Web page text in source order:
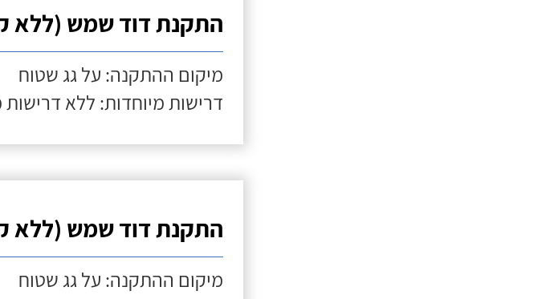
התקנת דוד שמש (ללא
מיקום ההתקנה: על גג שטוח
דרישות מיוחדות: ללא דרישות
התקנת דוד שמש (ללא
מיקום ההתקנה: על גג שטוח